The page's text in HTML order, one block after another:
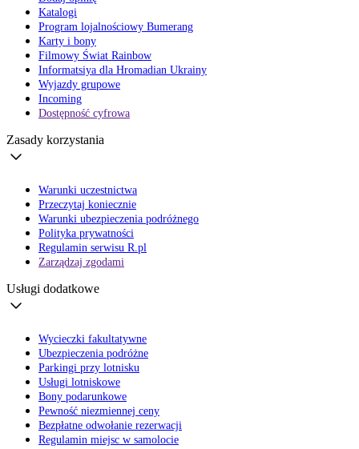
Katalogi
Program lojalnościowy Bumerang
Karty i bony
Filmowy Świat Rainbow
Informatsiya dla Hromadian Ukrainy
Wyjazdy grupowe
Incoming
Dostępność cyfrowa
Zasady korzystania
Warunki uczestnictwa
Przeczytaj koniecznie
Warunki ubezpieczenia podróżnego
Polityka prywatności
Regulamin serwisu R.pl
Zarządzaj zgodami
Usługi dodatkowe
Wycieczki fakultatywne
Ubezpieczenia podróżne
Parkingi przy lotnisku
Usługi lotniskowe
Bony podarunkowe
Pewność niezmiennej ceny
Bezpłatne odwołanie rezerwacji
Regulamin miejsc w samolocie